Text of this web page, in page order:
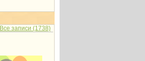
Все записи (1738)